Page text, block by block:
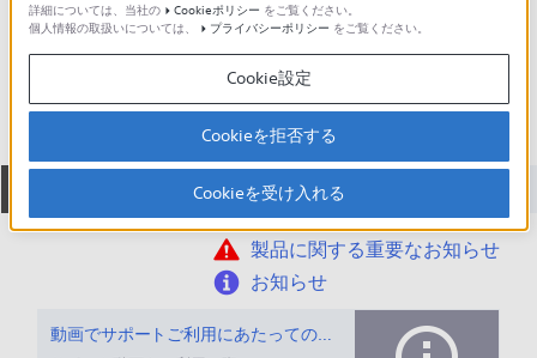
MSX-M2GN
ダウンロード 取扱説明書
製品に関する重要なお知らせ
お知らせ
動画でサポートご利用にあたってのお願い
詳細については、当社の
Cookieポリシー をご覧ください。
個人情報の取扱いについては、
プライバシーポリシー をご覧ください。
Cookie設定
Cookieを拒否する
Cookieを受け入れる